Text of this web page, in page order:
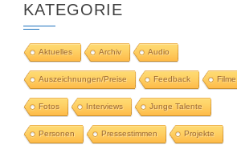
KATEGORIE
Aktuelles Archiv Audio
Auszeichnungen/Preise Feedback Filme
Fotos Interviews Junge Talente
Personen Pressestimmen Projekte